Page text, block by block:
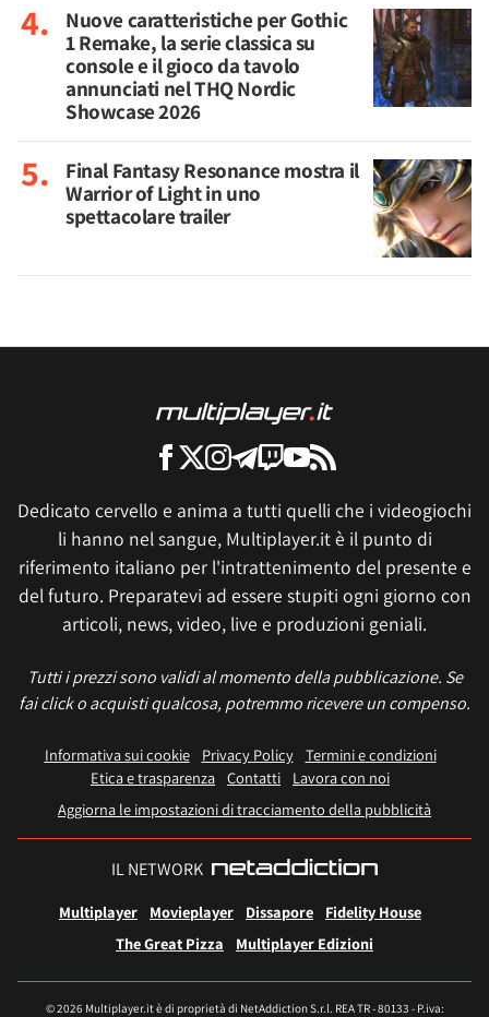
Nuove caratteristiche per Gothic
1 Remake, la serie classica su
console e il gioco da tavolo
annunciati nel THQ Nordic
Showcase 2026
Final Fantasy Resonance mostra il
Warrior of Light in uno
spettacolare trailer
Dedicato cervello e anima a tutti quelli che i videogiochi
li hanno nel sangue, Multiplayer.it è il punto di
riferimento italiano per l'intrattenimento del presente e
del futuro. Preparatevi ad essere stupiti ogni giorno con
articoli, news, video, live e produzioni geniali.
Tutti i prezzi sono validi al momento della pubblicazione. Se
fai click o acquisti qualcosa, potremmo ricevere un compenso.
Informativa sui cookie Privacy Policy
Termini e condizioni
Etica e trasparenza Contatti
Lavora con noi
Aggiorna le impostazioni di tracciamento della pubblicità
IL NETWORK
Multiplayer Movieplayer Dissapore
Fidelity House
The Great Pizza
Multiplayer Edizioni
© 2026 Multiplayer.it è di proprietà di NetAddiction S.r.l. REA TR - 80133 - P.iva: